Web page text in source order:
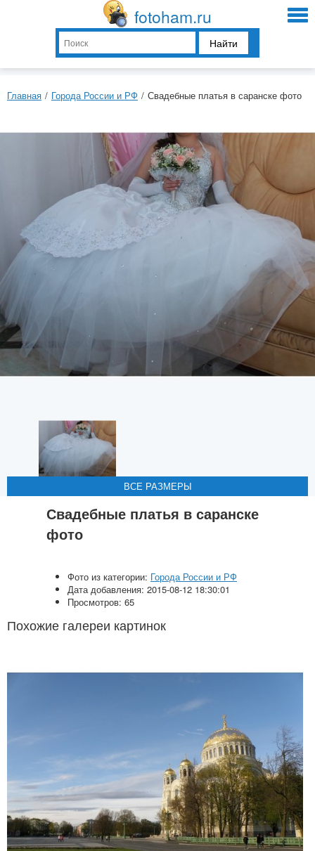
fotoham.ru
Найти
Главная / Города России и РФ / Свадебные платья в саранске фото
ВСЕ РАЗМЕРЫ
ВСЕ РАЗМЕРЫ
ВСЕ РАЗМЕРЫ
ВСЕ РАЗМЕРЫ
ВСЕ РАЗМЕРЫ
Свадебные платья в саранске
фото
Фото из категории: Города России и РФ
Дата добавления: 2015-08-12 18:30:01
Просмотров: 65
Похожие галереи картинок